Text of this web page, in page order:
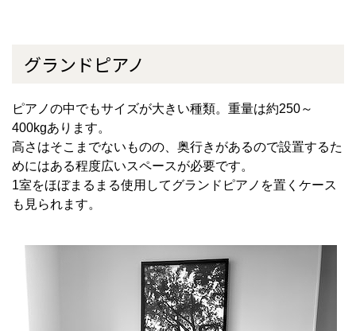
グランドピアノ
ピアノの中でもサイズが大きい種類。重量は約250～
400kgあります。
高さはそこまでないものの、奥行きがあるので設置するた
めにはある程度広いスペースが必要です。
1室をほぼまるまる使用してグランドピアノを置くケース
も見られます。